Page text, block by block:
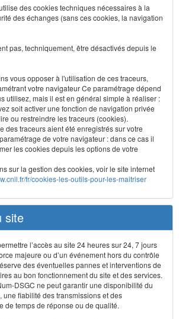
des cookies techniques nécessaires à la
des échanges (sans ces cookies, la navigation
pas, techniquement, être désactivés depuis le
vous opposer à l'utilisation de ces traceurs,
votre navigateur Ce paramétrage dépend
utilisez, mais il est en général simple à réaliser :
soit activer une fonction de navigation privée
ou restreindre les traceurs (cookies).
des traceurs aient été enregistrés sur votre
de votre navigateur : dans ce cas il
les cookies depuis les options de votre
sur la gestion des cookies, voir le site internet
fr/cookies-les-outils-pour-les-maitriser
site
l’accès au site 24 heures sur 24, 7 jours
majeure ou d’un événement hors du contrôle
des éventuelles pannes et interventions de
au bon fonctionnement du site et des services.
DSGC ne peut garantir une disponibilité du
une fiabilité des transmissions et des
de temps de réponse ou de qualité.